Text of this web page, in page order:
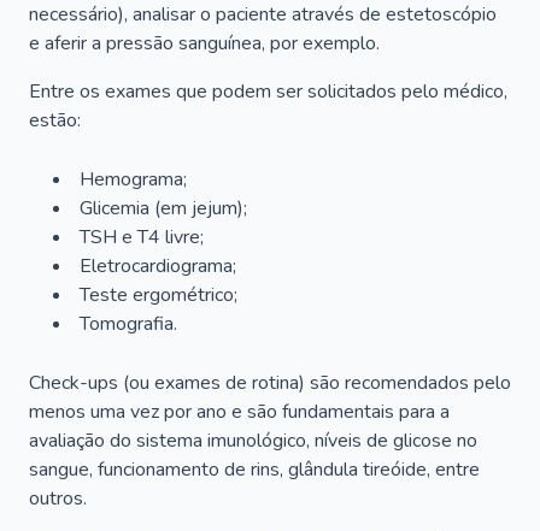
necessário), analisar o paciente através de estetoscópio
e aferir a pressão sanguínea, por exemplo.
Entre os exames que podem ser solicitados pelo médico,
estão:
Hemograma;
Glicemia (em jejum);
TSH e T4 livre;
Eletrocardiograma;
Teste ergométrico;
Tomografia.
Check-ups (ou exames de rotina) são recomendados pelo
menos uma vez por ano e são fundamentais para a
avaliação do sistema imunológico, níveis de glicose no
sangue, funcionamento de rins, glândula tireóide, entre
outros.